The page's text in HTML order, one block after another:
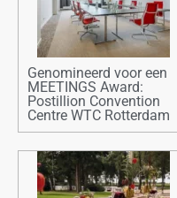
Genomineerd voor een
MEETINGS Award:
Postillion Convention
Centre WTC Rotterdam